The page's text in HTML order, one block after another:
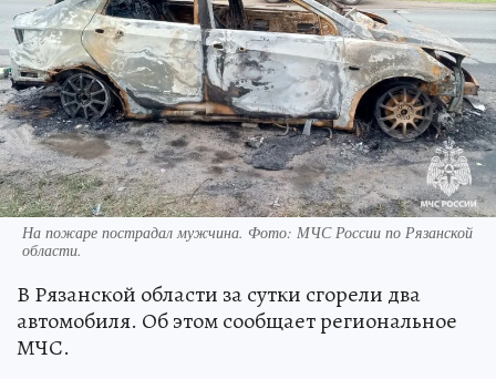
На пожаре пострадал мужчина. Фото: МЧС России по Рязанской
области.
В Рязанской области за сутки сгорели два
автомобиля. Об этом сообщает региональное
МЧС.